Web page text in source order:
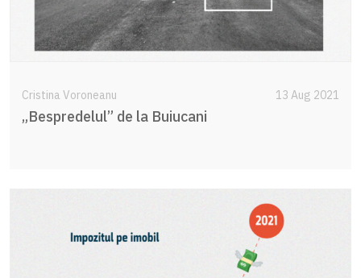
Cristina Voroneanu 13 Aug 2021
„Bespredelul” de la Buiucani